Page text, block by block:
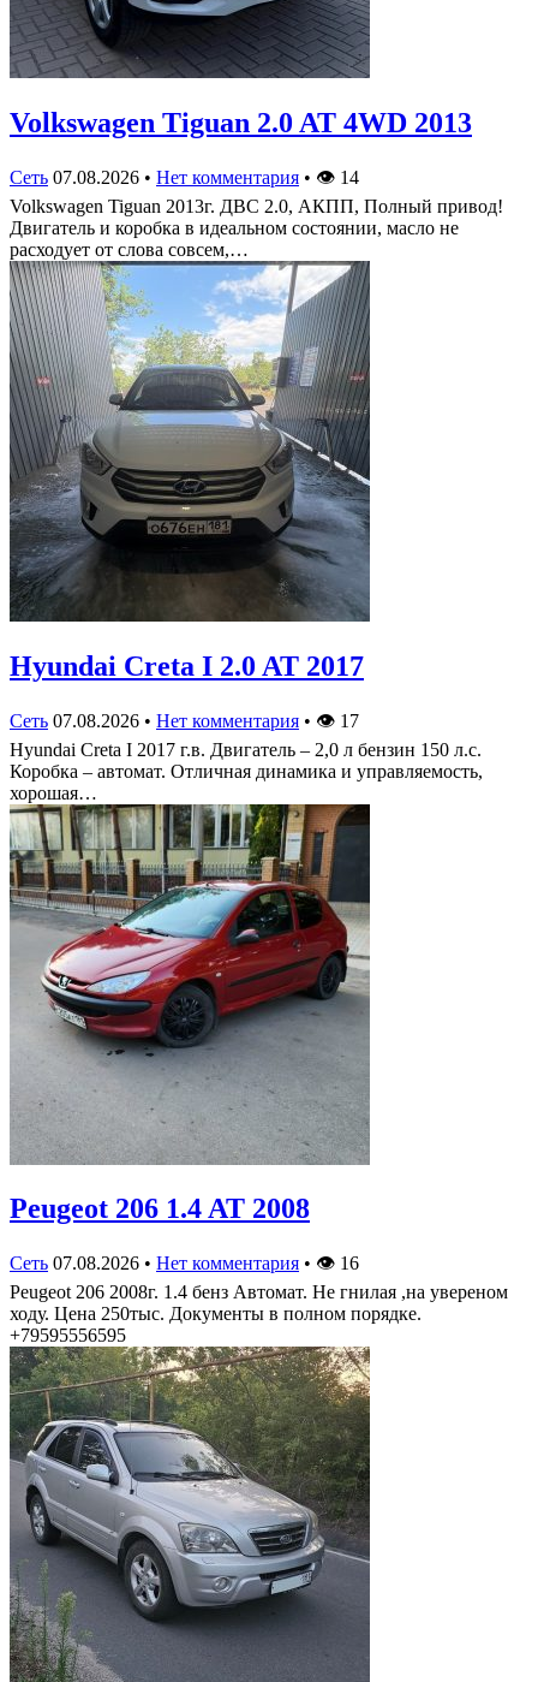
Volkswagen Tiguan 2.0 AT 4WD 2013
Сеть 07.08.2026 • Нет комментария • 👁 14
Volkswagen Tiguan 2013г. ДВС 2.0, АКПП, Полный привод!
Двигатель и коробка в идеальном состоянии, масло не
расходует от слова совсем,…
Hyundai Creta I 2.0 AT 2017
Сеть 07.08.2026 • Нет комментария • 👁 17
Hyundai Creta I 2017 г.в. Двигатель – 2,0 л бензин 150 л.с.
Коробка – автомат. Отличная динамика и управляемость,
хорошая…
Peugeot 206 1.4 AT 2008
Сеть 07.08.2026 • Нет комментария • 👁 16
Peugeot 206 2008г. 1.4 бенз Автомат. Не гнилая ,на увереном
ходу. Цена 250тыс. Документы в полном порядке.
+79595556595